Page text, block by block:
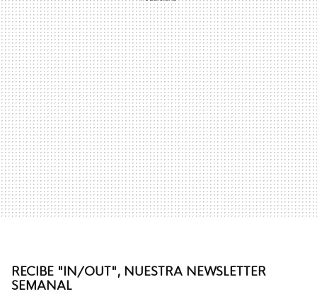
RECIBE "IN/OUT", NUESTRA NEWSLETTER
SEMANAL